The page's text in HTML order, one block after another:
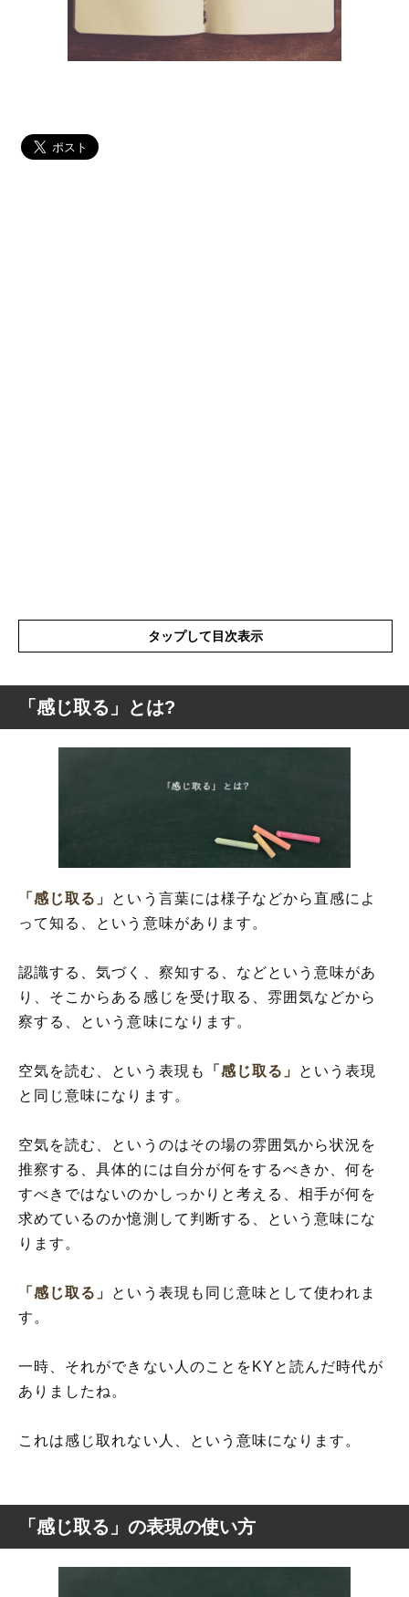
タップして目次表示
「感じ取る」の表現の使い方
「感じ取る」を使った例文と意味を解釈
「感じ取る」の類語や類義語・言い換え
「感じ取る」とは?
「感じ取る」 という言葉には様子などから直感によ
って知る、という意味があります。
認識する、気づく、察知する、などという意味があ
り、そこからある感じを受け取る、雰囲気などから
察する、という意味になります。
空気を読む、という表現も 「感じ取る」
という表現
と同じ意味になります。
空気を読む、というのはその場の雰囲気から状況を
推察する、具体的には自分が何をするべきか、何を
すべきではないのかしっかりと考える、相手が何を
求めているのか憶測して判断する、という意味にな
ります。
「感じ取る」 という表現も同じ意味として使われま
す。
一時、それができない人のことをKYと読んだ時代が
ありましたね。
これは感じ取れない人、という意味になります。
「感じ取る」の表現の使い方